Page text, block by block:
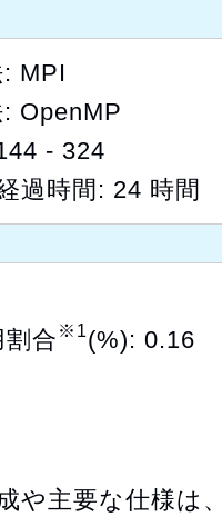
MPI
OpenMP
- 324
過時間: 24 時間
合 ※1(%): 0.16
や主要な仕様は